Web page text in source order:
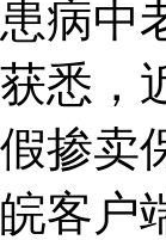
患病中
获悉，
假掺卖
皖客户